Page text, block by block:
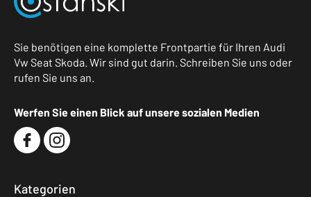
Sie benötigen eine komplette Frontpartie für Ihren Audi
Vw Seat Skoda. Wir sind gut darin. Schreiben Sie uns oder
rufen Sie uns an.
Werfen Sie einen Blick auf unsere sozialen Medien
Kategorien